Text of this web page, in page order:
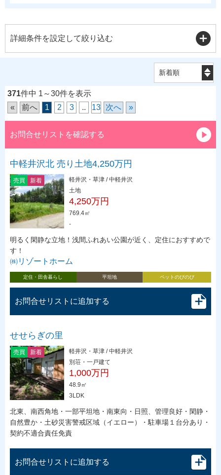
詳細条件を設定して絞り込む
371件中 1～30件を表示
«
前へ 1 2 3 .. 13 次へ »
お問合せリストを確認する
中軽井沢北 売り土地4,250万円
売買 新着
軽井沢・草津 / 中軽井沢
土地
4,250万円
769.4㎡
-
明るく閑静な立地！浅間ふれあい公園が近く、定住におすすめで
す！
㈱リゾートホーム
定住・田舎暮らし 平坦地 ペットのびのび
お問合せリストに追加する
せせらぎの里
売買 新着
軽井沢・草津 / 中軽井沢
別荘・一戸建て
1,000万円
48.9㎡
3LDK
北東、南西角地・一部平坦地・南東向・日照、管理良好・閑静・
自然豊か・土砂災害警戒区域（イエロー）・駐車場１台分あり・
契約不適合責任免責
お問合せリストに追加する